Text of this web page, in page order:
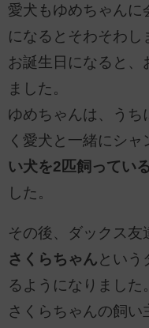
愛犬もゆめちゃんに
になるとそわそわし
お誕生日になると
ました。
ゆめちゃんは、うち
く愛犬と一緒にシャ
い犬を2匹飼ってい
した。
その後、ダックス
さくらちゃんという
るようになりました。
さくらちゃんの飼